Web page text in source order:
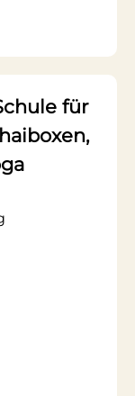
für